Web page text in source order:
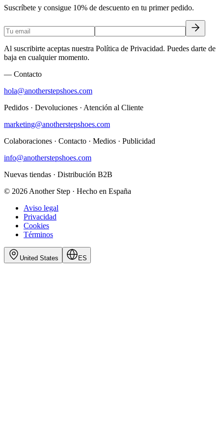
Suscríbete y consigue 10% de descuento en tu primer pedido.
Al suscribirte aceptas nuestra Política de Privacidad. Puedes darte de
baja en cualquier momento.
— Contacto
hola@anotherstepshoes.com
Pedidos · Devoluciones · Atención al Cliente
marketing@anotherstepshoes.com
Colaboraciones · Contacto · Medios · Publicidad
info@anotherstepshoes.com
Nuevas tiendas · Distribución B2B
© 2026 Another Step · Hecho en España
Aviso legal
Privacidad
Cookies
Términos
United States ES